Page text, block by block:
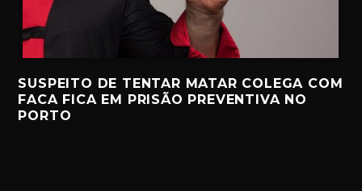
SUSPEITO DE TENTAR MATAR COLEGA COM
FACA FICA EM PRISÃO PREVENTIVA NO
PORTO